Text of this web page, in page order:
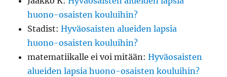
huono-osaisten kouluihin?
Stadist:Hyväosaisten alueiden lapsia
huono-osaisten kouluihin?
matematiikalle ei voi mitään:Hyväosaisten
alueiden lapsia huono-osaisten kouluihin?